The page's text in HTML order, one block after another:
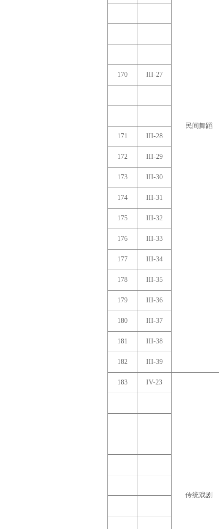
民间舞蹈
170 III-27
171 III-28
172 III-29
173 III-30
174 III-31
175 III-32
176 III-33
177 III-34
178 III-35
179 III-36
180 III-37
181 III-38
182 III-39
183 IV-23
传统戏剧